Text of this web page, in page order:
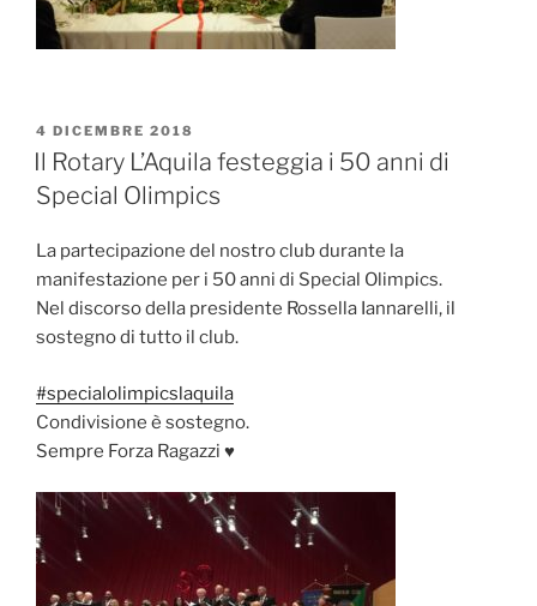
PUBBLICATO
IL
4 DICEMBRE 2018
Il Rotary L’Aquila festeggia i 50 anni di
Special Olimpics
La partecipazione del nostro club durante la
manifestazione per i 50 anni di Special Olimpics.
Nel discorso della presidente Rossella Iannarelli, il
sostegno di tutto il club.
#specialolimpicslaquila
Condivisione è sostegno.
Sempre Forza Ragazzi ♥️